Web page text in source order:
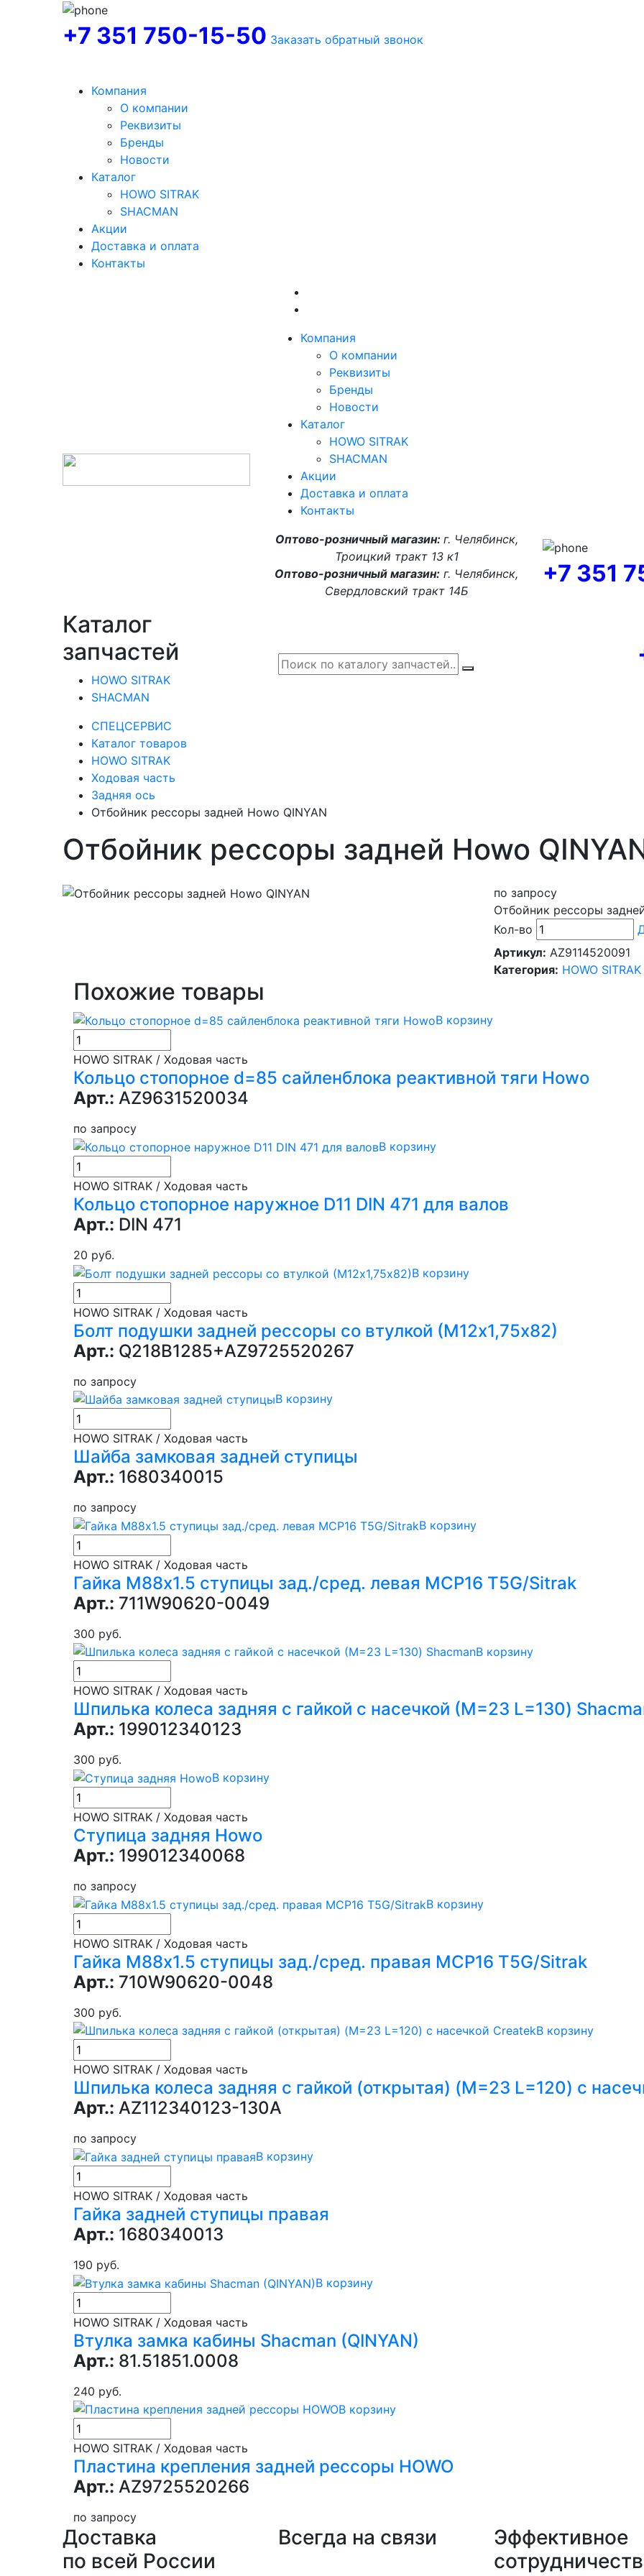
+7 351 750-15-50 Заказать обратный звонок
Компания
О компании
Реквизиты
Бренды
Новости
Каталог
HOWO SITRAK
SHACMAN
Акции
Доставка и оплата
Контакты
Компания
О компании
Реквизиты
Бренды
Новости
Каталог
HOWO SITRAK
SHACMAN
Акции
Доставка и оплата
Контакты
Оптово-розничный магазин: г. Челябинск,
Троицкий тракт 13 к1
Оптово-розничный магазин: г. Челябинск,
Свердловский тракт 14Б
+7 351
Каталог
запчастей
HOWO SITRAK
SHACMAN
СПЕЦСЕРВИС
Каталог товаров
HOWO SITRAK
Ходовая часть
Задняя ось
Отбойник рессоры задней Howo QINYAN
Отбойник рессоры задней Howo
по запросу
Отбойник рессоры
Кол-во
Артикул: AZ9114520091
Категория: HOWO SITRAK
Похожие товары
В корзину
HOWO SITRAK / Ходовая часть
Кольцо стопорное d=85 сайленблока реактивной тяги Howo
Арт.: AZ9631520034
по запросу
В корзину
HOWO SITRAK / Ходовая часть
Кольцо стопорное наружное D11 DIN 471 для валов
Арт.: DIN 471
20 руб.
В корзину
HOWO SITRAK / Ходовая часть
Болт подушки задней рессоры со втулкой (М12х1,75х82)
Арт.: Q218B1285+AZ9725520267
по запросу
В корзину
HOWO SITRAK / Ходовая часть
Шайба замковая задней ступицы
Арт.: 1680340015
по запросу
В корзину
HOWO SITRAK / Ходовая часть
Гайка М88х1.5 ступицы зад./сред. левая MCP16 T5G/Sitrak
Арт.: 711W90620-0049
300 руб.
В корзину
HOWO SITRAK / Ходовая часть
Шпилька колеса задняя с гайкой с насечкой (М=23 L=130)
Арт.: 199012340123
300 руб.
В корзину
HOWO SITRAK / Ходовая часть
Ступица задняя Howo
Арт.: 199012340068
по запросу
В корзину
HOWO SITRAK / Ходовая часть
Гайка М88х1.5 ступицы зад./сред. правая MCP16 T5G/Sitrak
Арт.: 710W90620-0048
300 руб.
В корзину
HOWO SITRAK / Ходовая часть
Шпилька колеса задняя с гайкой (открытая) (М=23 L=120) с
Арт.: AZ112340123-130A
по запросу
В корзину
HOWO SITRAK / Ходовая часть
Гайка задней ступицы правая
Арт.: 1680340013
190 руб.
В корзину
HOWO SITRAK / Ходовая часть
Втулка замка кабины Shacman (QINYAN)
Арт.: 81.51851.0008
240 руб.
В корзину
HOWO SITRAK / Ходовая часть
Пластина крепления задней рессоры HOWO
Арт.: AZ9725520266
по запросу
Доставка
по всей России
Всегда на связи
Эффективное